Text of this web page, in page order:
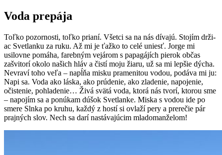
Voda prepája
Toľko pozornos­ti, toľko pri­aní. Všet­ci sa na nás díva­jú. Sto­jím drži­
ac Svet­lanku za ruku. Až mi je ťažko to celé uniesť. Jorge mi
usilovne pomáha, fareb­ným vejárom s papagájích pierok občas
zašvi­torí oko­lo našich hláv a čistí moju žiaru, už sa mi lep­šie dýcha.
Nevraví toho veľa – napĺňa misku pra­meni­tou vodou, podá­va mi ju:
Napi sa. Voda ako lás­ka, ako prú­de­nie, ako zlade­nie, napo­je­nie,
očis­te­nie, pohlade­nie… Živá svätá voda, ktorá nás tvorí, ktorou sme
– napo­jím sa a ponúkam dúšok Svet­lanke. Miska s vodou ide po
smere Sln­ka po kruhu, každý z hostí si ovlaží pery a pre­rečie pár
pra­jných slov. Nech sa darí nastá­va­júcim mladomanželom!